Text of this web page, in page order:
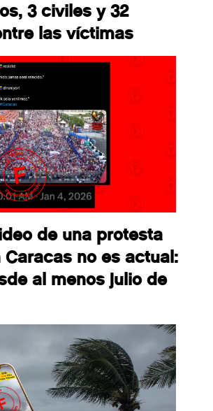
3 civiles y 32
las víctimas
de una protesta
Caracas no es actual:
al menos julio de